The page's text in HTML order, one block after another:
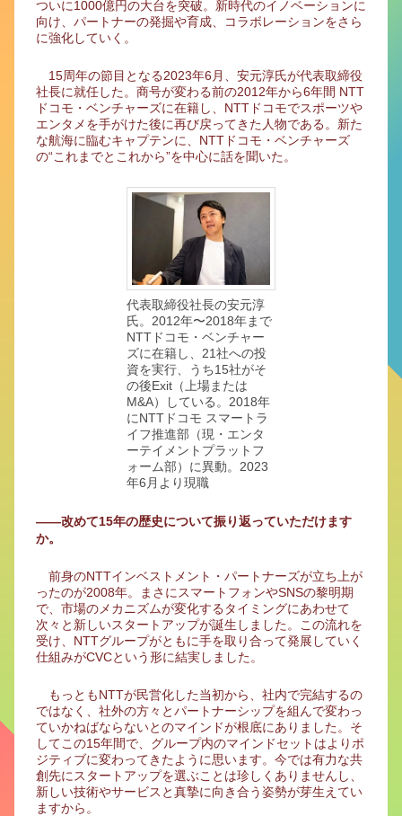
ついに1000億円の大台を突破。新時代のイノベーションに
向け、パートナーの発掘や育成、コラボレーションをさら
に強化していく。
15周年の節目となる2023年6月、安元淳氏が代表取締役
社長に就任した。商号が変わる前の2012年から6年間 NTT
ドコモ・ベンチャーズに在籍し、NTTドコモでスポーツや
エンタメを手がけた後に再び戻ってきた人物である。新た
な航海に臨むキャプテンに、NTTドコモ・ベンチャーズ
の“これまでとこれから”を中心に話を聞いた。
代表取締役社長の安元淳
氏。2012年〜2018年まで
NTTドコモ・ベンチャー
ズに在籍し、21社への投
資を実行、うち15社がそ
の後Exit（上場または
M&A）している。2018年
にNTTドコモ スマートラ
イフ推進部（現・エンタ
ーテイメントプラットフ
ォーム部）に異動。2023
年6月より現職
――改めて15年の歴史について振り返っていただけます
か。
前身のNTTインベストメント・パートナーズが立ち上が
ったのが2008年。まさにスマートフォンやSNSの黎明期
で、市場のメカニズムが変化するタイミングにあわせて
次々と新しいスタートアップが誕生しました。この流れを
受け、NTTグループがともに手を取り合って発展していく
仕組みがCVCという形に結実しました。
もっともNTTが民営化した当初から、社内で完結するの
ではなく、社外の方々とパートナーシップを組んで変わっ
ていかねばならないとのマインドが根底にありました。そ
してこの15年間で、グループ内のマインドセットはよりポ
ジティブに変わってきたように思います。今では有力な共
創先にスタートアップを選ぶことは珍しくありませんし、
新しい技術やサービスと真摯に向き合う姿勢が芽生えてい
ますから。